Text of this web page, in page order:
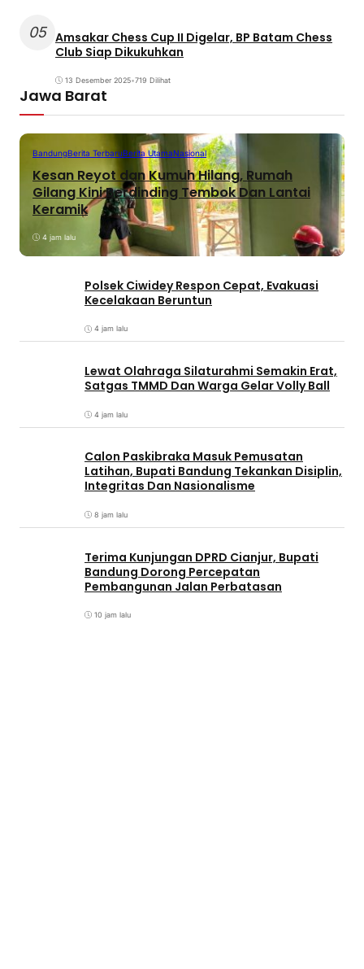
05 Amsakar Chess Cup II Digelar, BP Batam Chess
Club Siap Dikukuhkan
13 Desember 2025•719 Dilihat
Jawa Barat
BandungBerita TerbaruBerita UtamaNasional
Kesan Reyot dan Kumuh Hilang, Rumah
Gilang Kini Berdinding Tembok Dan Lantai
Keramik
4 jam lalu
Polsek Ciwidey Respon Cepat, Evakuasi
Kecelakaan Beruntun
4 jam lalu
Lewat Olahraga Silaturahmi Semakin Erat,
Satgas TMMD Dan Warga Gelar Volly Ball
4 jam lalu
Calon Paskibraka Masuk Pemusatan
Latihan, Bupati Bandung Tekankan Disiplin,
Integritas Dan Nasionalisme
8 jam lalu
Terima Kunjungan DPRD Cianjur, Bupati
Bandung Dorong Percepatan
Pembangunan Jalan Perbatasan
10 jam lalu